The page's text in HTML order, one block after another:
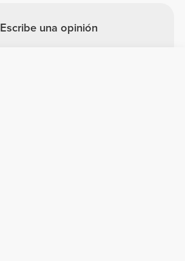
Escribe una opinión